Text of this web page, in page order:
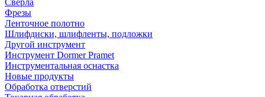
Сверла
Фрезы
Ленточное полотно
Шлифдиски, шлифленты, подложки
Другой инструмент
Инструмент Dormer Pramet
Инструментальная оснастка
Новые продукты
Обработка отверстий